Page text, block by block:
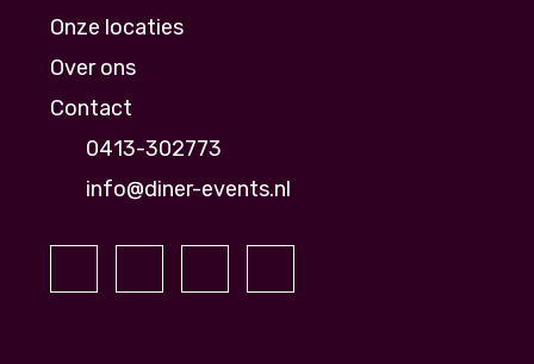
Onze locaties
Over ons
Contact
0413-302773
info@diner-events.nl